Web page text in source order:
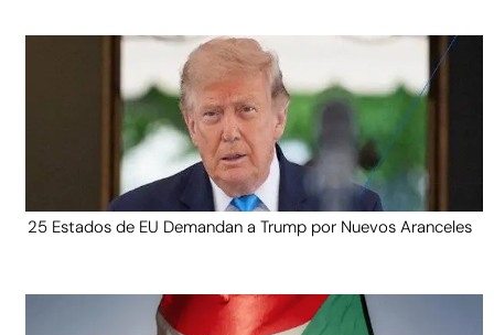
25 Estados de EU Demandan a Trump por Nuevos Aranceles